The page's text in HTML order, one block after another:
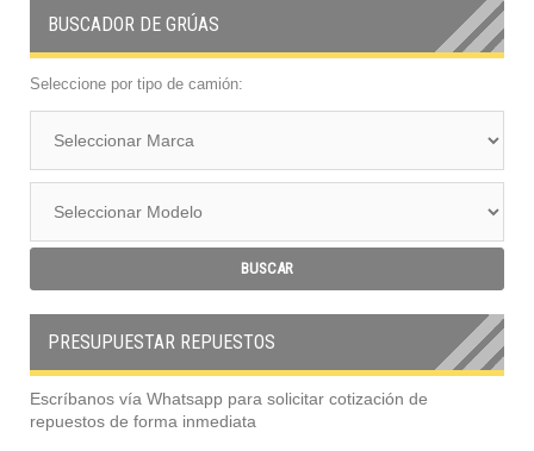
BUSCADOR DE GRÚAS
Seleccione por tipo de camión:
PRESUPUESTAR REPUESTOS
Escríbanos vía Whatsapp para solicitar cotización de
repuestos de forma inmediata